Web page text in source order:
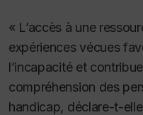
« L’accès à une
expériences vécues
l’incapacité et
compréhension des
handicap, déclare-t-